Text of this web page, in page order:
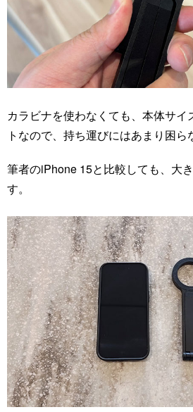
カラビナを使わなくても、本体サイ
トなので、持ち運びにはあまり困ら
筆者のiPhone 15と比較しても、大
す。